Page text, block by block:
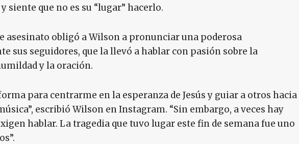
siente que no es su “lugar” hacerlo.
asesinato obligó a Wilson a pronunciar una poderosa
sus seguidores, que la llevó a hablar con pasión sobre la
y la oración.
para centrarme en la esperanza de Jesús y guiar a otros hacia
escribió Wilson en Instagram. “Sin embargo, a veces hay
hablar. La tragedia que tuvo lugar este fin de semana fue uno